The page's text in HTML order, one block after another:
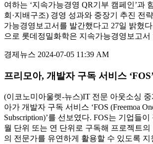
여하는 ‘지속가능경영 QR기부 캠페인’과
회·지배구조) 경영 성과와 중장기 추진 전
가능경영보고서를 발간했다고 27일 밝혔
으로 롯데정밀화학은 지속가능경영보고서
경제뉴스 2024-07-05 11:39 AM
프리모아, 개발자 구독 서비스
(이코노미아울렛-뉴스)IT 전문 아웃소싱
아가 개발자 구독 서비스 ‘FOS (Freemoa
Subscription)’를 선보였다. FOS는 기업들
월 단위 또는 연 단위로 구독해 프로젝트의
의 전문가를 유연하게 활용할 수 있도록 지